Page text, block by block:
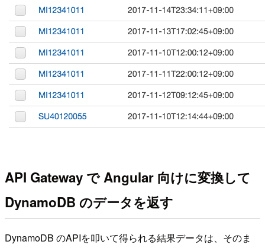
API Gateway で Angular 向けに変換して
DynamoDB のデータを返す
DynamoDB のAPIを叩いて得られる結果データは、そのま